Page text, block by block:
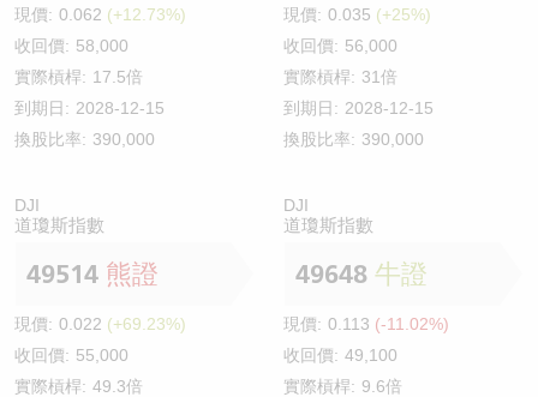
現價: 0.062 (+12.73%)
收回價: 58,000
實際槓桿: 17.5倍
到期日: 2028-12-15
換股比率: 390,000
現價: 0.035 (+25%)
收回價: 56,000
實際槓桿: 31倍
到期日: 2028-12-15
換股比率: 390,000
DJI
道瓊斯指數
49514 熊證
現價: 0.022 (+69.23%)
收回價: 55,000
實際槓桿: 49.3倍
DJI
道瓊斯指數
49648 牛證
現價: 0.113 (-11.02%)
收回價: 49,100
實際槓桿: 9.6倍